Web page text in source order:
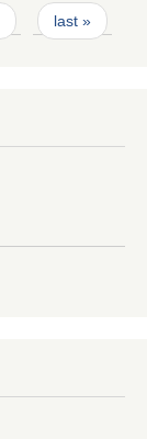
last »